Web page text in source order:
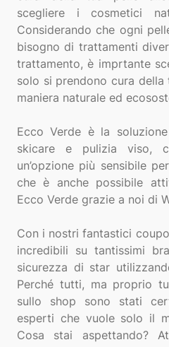
scegliere i cosmetici
Considerando che ogni
bisogno di trattamenti
trattamento, è imprtante
solo si prendono cura
maniera naturale ed
Ecco Verde è la
skicare e pulizia viso,
un’opzione più sensibile
che è anche possibile
Ecco Verde grazie a noi di
Con i nostri fantastici
incredibili su tantissimi
sicurezza di star
Perché tutti, ma proprio
sullo shop sono stati
esperti che vuole solo il
Cosa stai aspettando?